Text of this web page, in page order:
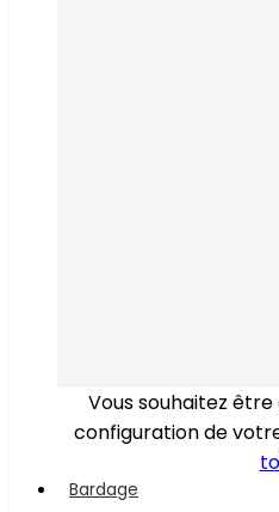
Vous souhaitez
configuration de
Bardage